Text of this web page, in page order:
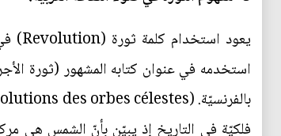
فلكيّة في التاريخ إذ يبيّن بأنّ الشمس هي